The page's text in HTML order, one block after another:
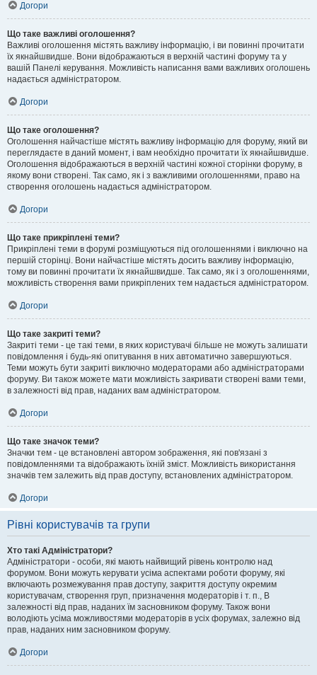
Догори
Що таке важливі оголошення?
Важливі оголошення містять важливу інформацію, і ви повинні прочитати
їх якнайшвидше. Вони відображаються в верхній частині форуму та у
вашій Панелі керування. Можливість написання вами важливих оголошень
надається адміністратором.
Догори
Що таке оголошення?
Оголошення найчастіше містять важливу інформацію для форуму, який ви
переглядаєте в даний момент, і вам необхідно прочитати їх якнайшвидше.
Оголошення відображаються в верхній частині кожної сторінки форуму, в
якому вони створені. Так само, як і з важливими оголошеннями, право на
створення оголошень надається адміністратором.
Догори
Що таке прикріплені теми?
Прикріплені теми в форумі розміщуються під оголошеннями і виключно на
першій сторінці. Вони найчастіше містять досить важливу інформацію,
тому ви повинні прочитати їх якнайшвидше. Так само, як і з оголошеннями,
можливість створення вами прикріплених тем надається адміністратором.
Догори
Що таке закриті теми?
Закриті теми - це такі теми, в яких користувачі більше не можуть залишати
повідомлення і будь-які опитування в них автоматично завершуються.
Теми можуть бути закриті виключно модераторами або адміністраторами
форуму. Ви також можете мати можливість закривати створені вами теми,
в залежності від прав, наданих вам адміністратором.
Догори
Що таке значок теми?
Значки тем - це встановлені автором зображення, які пов'язані з
повідомленнями та відображають їхній зміст. Можливість використання
значків тем залежить від прав доступу, встановлених адміністратором.
Догори
Рівні користувачів та групи
Хто такі Адміністратори?
Адміністратори - особи, які мають найвищий рівень контролю над
форумом. Вони можуть керувати усіма аспектами роботи форуму, які
включають розмежування прав доступу, закриття доступу окремим
користувачам, створення груп, призначення модераторів і т. п., В
залежності від прав, наданих їм засновником форуму. Також вони
володіють усіма можливостями модераторів в усіх форумах, залежно від
прав, наданих ним засновником форуму.
Догори